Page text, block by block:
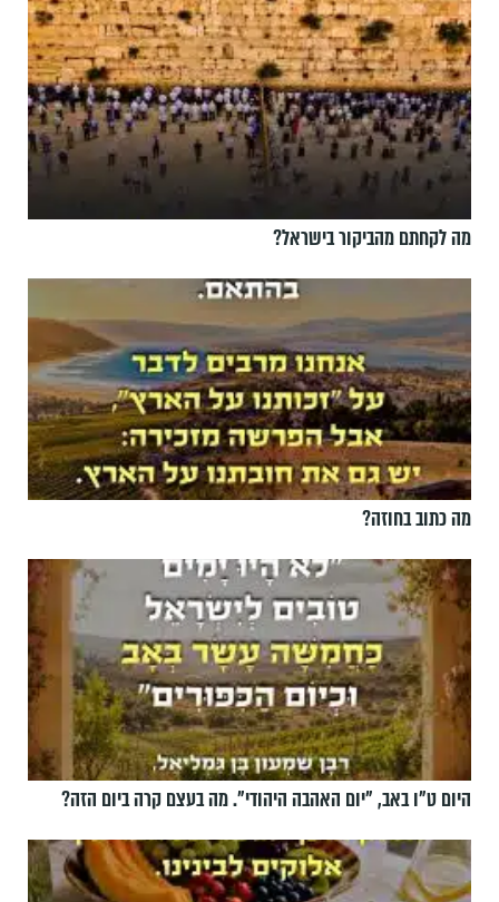
מה לקחתם מהביקור בישראל?
מה כתוב בחוזה?
היום ט"ו באב, ”יום האהבה היהודי". מה בעצם קרה ביום הזה?